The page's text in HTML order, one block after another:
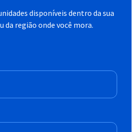
disponíveis dentro da sua
da região onde você mora.